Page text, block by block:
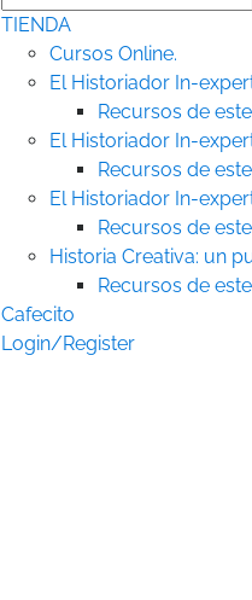
TIENDA
Cursos Online.
El Historiador In-
Recursos de
El Historiador In-
Recursos de
El Historiador In-
Recursos de
Historia Creativa: un
Recursos de
Cafecito
Login/Register